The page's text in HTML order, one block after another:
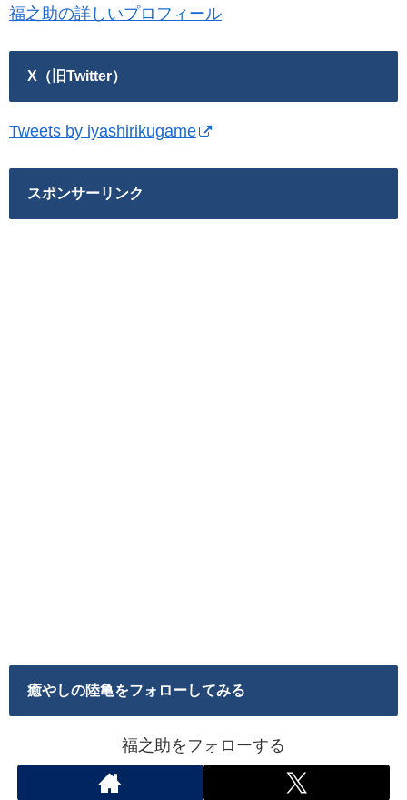
福之助の詳しいプロフィール
X（旧Twitter）
Tweets by iyashirikugame
スポンサーリンク
癒やしの陸亀をフォローしてみる
福之助をフォローする